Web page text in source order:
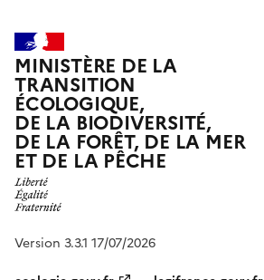
MINISTÈRE DE LA
TRANSITION
ÉCOLOGIQUE,
DE LA BIODIVERSITÉ,
DE LA FORÊT, DE LA MER
ET DE LA PÊCHE
Version 3.3.1 17/07/2026